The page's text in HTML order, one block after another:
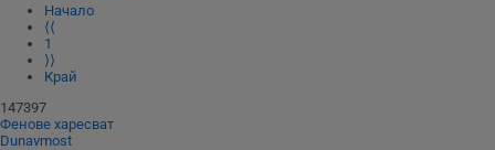
Начало
⟨⟨
1
⟩⟩
Край
147397
Фенове харесват
Dunavmost